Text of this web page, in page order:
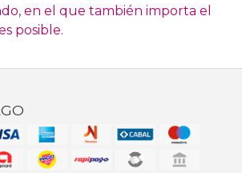
en el que también importa el
posible.